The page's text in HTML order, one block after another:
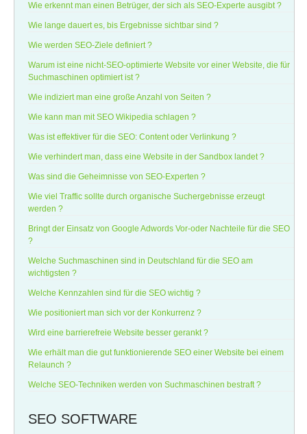
Wie erkennt man einen Betrüger, der sich als SEO-Experte ausgibt ?
Wie lange dauert es, bis Ergebnisse sichtbar sind ?
Wie werden SEO-Ziele definiert ?
Warum ist eine nicht-SEO-optimierte Website vor einer Website, die für
Suchmaschinen optimiert ist ?
Wie indiziert man eine große Anzahl von Seiten ?
Wie kann man mit SEO Wikipedia schlagen ?
Was ist effektiver für die SEO: Content oder Verlinkung ?
Wie verhindert man, dass eine Website in der Sandbox landet ?
Was sind die Geheimnisse von SEO-Experten ?
Wie viel Traffic sollte durch organische Suchergebnisse erzeugt
werden ?
Bringt der Einsatz von Google Adwords Vor-oder Nachteile für die SEO
?
Welche Suchmaschinen sind in Deutschland für die SEO am
wichtigsten ?
Welche Kennzahlen sind für die SEO wichtig ?
Wie positioniert man sich vor der Konkurrenz ?
Wird eine barrierefreie Website besser gerankt ?
Wie erhält man die gut funktionierende SEO einer Website bei einem
Relaunch ?
Welche SEO-Techniken werden von Suchmaschinen bestraft ?
SEO SOFTWARE